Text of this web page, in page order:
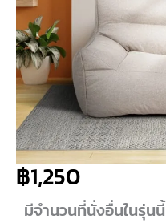
฿1,250
มีจำนวนที่นั่งอื่นในรุ่นนี้